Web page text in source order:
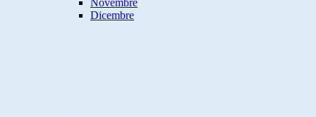
Novembre
Dicembre